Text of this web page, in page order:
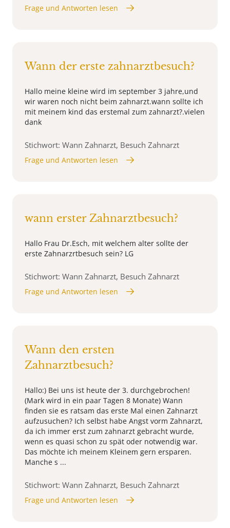
Frage und Antworten lesen
Wann der erste zahnarztbesuch?
Hallo meine kleine wird im september 3 jahre,und
wir waren noch nicht beim zahnarzt.wann sollte ich
mit meinem kind das erstemal zum zahnarzt?.vielen
dank
Stichwort: Wann Zahnarzt, Besuch Zahnarzt
Frage und Antworten lesen
wann erster Zahnarztbesuch?
Hallo Frau Dr.Esch, mit welchem alter sollte der
erste Zahnarzrtbesuch sein? LG
Stichwort: Wann Zahnarzt, Besuch Zahnarzt
Frage und Antworten lesen
Wann den ersten
Zahnarztbesuch?
Hallo:) Bei uns ist heute der 3. durchgebrochen!
(Mark wird in ein paar Tagen 8 Monate) Wann
finden sie es ratsam das erste Mal einen Zahnarzt
aufzusuchen? Ich selbst habe Angst vorm Zahnarzt,
da ich immer erst zum zahnarzt gebracht wurde,
wenn es quasi schon zu spät oder notwendig war.
Das möchte ich meinem Kleinem gern ersparen.
Manche s ...
Stichwort: Wann Zahnarzt, Besuch Zahnarzt
Frage und Antworten lesen